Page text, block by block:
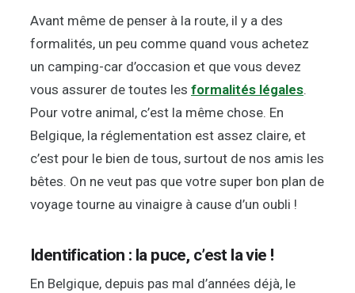
Avant même de penser à la route, il y a des
formalités, un peu comme quand vous achetez
un camping-car d’occasion et que vous devez
vous assurer de toutes les formalités légales.
Pour votre animal, c’est la même chose. En
Belgique, la réglementation est assez claire, et
c’est pour le bien de tous, surtout de nos amis les
bêtes. On ne veut pas que votre super bon plan de
voyage tourne au vinaigre à cause d’un oubli !
Identification : la puce, c’est la vie !
En Belgique, depuis pas mal d’années déjà, le